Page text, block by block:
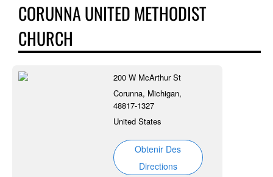
CORUNNA UNITED METHODIST
CHURCH
200 W McArthur St
Corunna, Michigan,
48817-1327
United States
Obtenir Des
Directions